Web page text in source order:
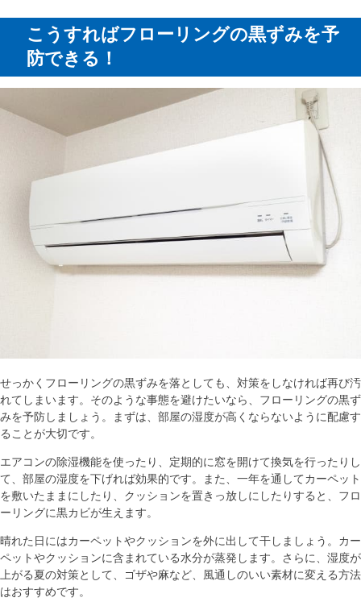
こうすればフローリングの黒ずみを予
防できる！
せっかくフローリングの黒ずみを落としても、対策をしなければ再び汚
れてしまいます。そのような事態を避けたいなら、フローリングの黒ず
みを予防しましょう。まずは、部屋の湿度が高くならないように配慮す
ることが大切です。
エアコンの除湿機能を使ったり、定期的に窓を開けて換気を行ったりし
て、部屋の湿度を下げれば効果的です。また、一年を通してカーペット
を敷いたままにしたり、クッションを置きっ放しにしたりすると、フロ
ーリングに黒カビが生えます。
晴れた日にはカーペットやクッションを外に出して干しましょう。カー
ペットやクッションに含まれている水分が蒸発します。さらに、湿度が
上がる夏の対策として、ゴザや麻など、風通しのいい素材に変える方法
はおすすめです。